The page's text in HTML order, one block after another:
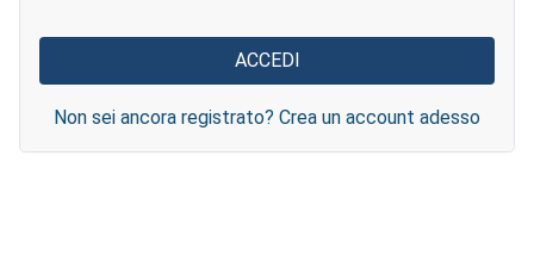
Non sei ancora registrato? Crea un account adesso